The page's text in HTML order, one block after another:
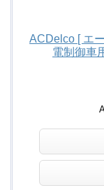
ACDelco [ エ
電制御車